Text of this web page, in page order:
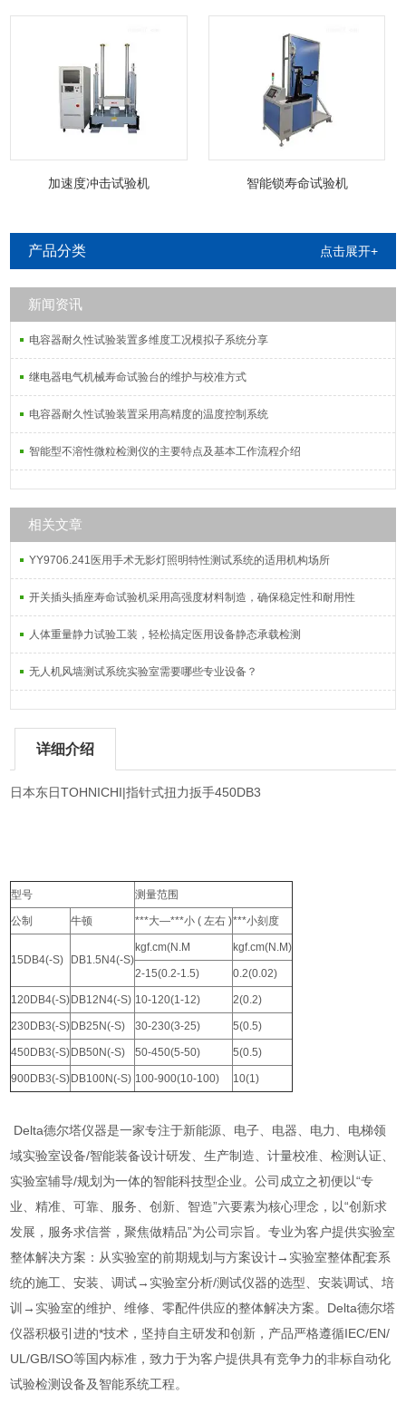
加速度冲击试验机 智能锁寿命试验机
产品分类 点击展开+
新闻资讯
电容器耐久性试验装置多维度工况模拟子系统分享
继电器电气机械寿命试验台的维护与校准方式
电容器耐久性试验装置采用高精度的温度控制系统
智能型不溶性微粒检测仪的主要特点及基本工作流程介绍
相关文章
YY9706.241医用手术无影灯照明特性测试系统的适用机构场所
开关插头插座寿命试验机采用高强度材料制造，确保稳定性和耐用性
人体重量静力试验工装，轻松搞定医用设备静态承载检测
无人机风墙测试系统实验室需要哪些专业设备？
详细介绍
日本东日TOHNICHI|指针式扭力扳手450DB3
型号 测量范围
公制 牛顿 ***大—***小 ( 左右 )***小刻度
15DB4(-S) DB1.5N4(-S)
kgf.cm(N.M kgf.cm(N.M)
2-15(0.2-1.5) 0.2(0.02)
120DB4(-S) DB12N4(-S) 10-120(1-12) 2(0.2)
230DB3(-S) DB25N(-S) 30-230(3-25) 5(0.5)
450DB3(-S) DB50N(-S) 50-450(5-50) 5(0.5)
900DB3(-S) DB100N(-S) 100-900(10-100) 10(1)
Delta德尔塔仪器是一家专注于新能源、电子、电器、电力、电梯领
域实验室设备/智能装备设计研发、生产制造、计量校准、检测认证、
实验室辅导/规划为一体的智能科技型企业。公司成立之初便以“专
业、精准、可靠、服务、创新、智造”六要素为核心理念，以“创新求
发展，服务求信誉，聚焦做精品”为公司宗旨。专业为客户提供实验室
整体解决方案：从实验室的前期规划与方案设计→实验室整体配套系
统的施工、安装、调试→实验室分析/测试仪器的选型、安装调试、培
训→实验室的维护、维修、零配件供应的整体解决方案。Delta德尔塔
仪器积极引进的*技术，坚持自主研发和创新，产品严格遵循IEC/EN/
UL/GB/ISO等国内标准，致力于为客户提供具有竞争力的非标自动化
试验检测设备及智能系统工程。